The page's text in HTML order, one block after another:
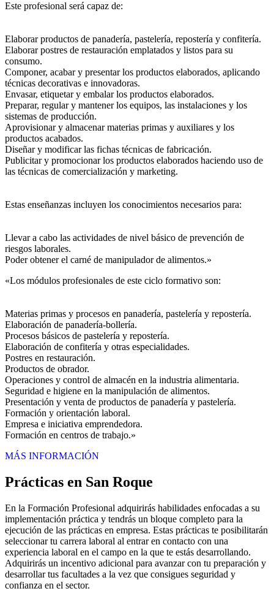
Este profesional será capaz de:
Elaborar productos de panadería, pastelería, repostería y confitería.
Elaborar postres de restauración emplatados y listos para su
consumo.
Componer, acabar y presentar los productos elaborados, aplicando
técnicas decorativas e innovadoras.
Envasar, etiquetar y embalar los productos elaborados.
Preparar, regular y mantener los equipos, las instalaciones y los
sistemas de producción.
Aprovisionar y almacenar materias primas y auxiliares y los
productos acabados.
Diseñar y modificar las fichas técnicas de fabricación.
Publicitar y promocionar los productos elaborados haciendo uso de
las técnicas de comercialización y marketing.
Estas enseñanzas incluyen los conocimientos necesarios para:
Llevar a cabo las actividades de nivel básico de prevención de
riesgos laborales.
Poder obtener el carné de manipulador de alimentos.»
«Los módulos profesionales de este ciclo formativo son:
Materias primas y procesos en panadería, pastelería y repostería.
Elaboración de panadería-bollería.
Procesos básicos de pastelería y repostería.
Elaboración de confitería y otras especialidades.
Postres en restauración.
Productos de obrador.
Operaciones y control de almacén en la industria alimentaria.
Seguridad e higiene en la manipulación de alimentos.
Presentación y venta de productos de panadería y pastelería.
Formación y orientación laboral.
Empresa e iniciativa emprendedora.
Formación en centros de trabajo.»
MÁS INFORMACIÓN
Prácticas en San Roque
En la Formación Profesional adquirirás habilidades enfocadas a su
implementación práctica y tendrás un bloque completo para la
ejecución de las prácticas en empresa. Estas prácticas te posibilitarán
seleccionar tu carrera laboral al entrar en contacto con una
experiencia laboral en el campo en la que te estás desarrollando.
Adquirirás un incentivo adicional para avanzar con tu preparación y
desarrollar tus facultades a la vez que consigues seguridad y
confianza en el sector.